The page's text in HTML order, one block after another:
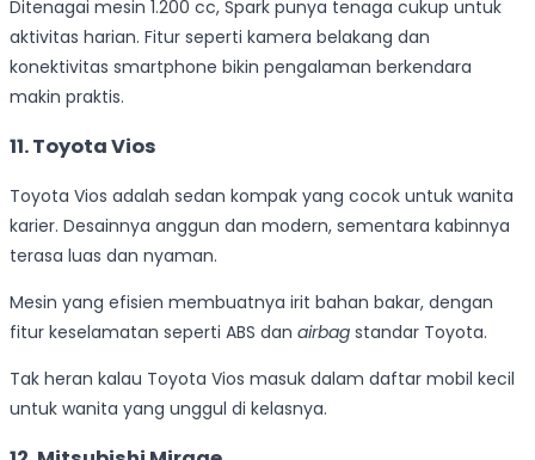
Ditenagai mesin 1.200 cc, Spark punya tenaga cukup untuk
aktivitas harian. Fitur seperti kamera belakang dan
konektivitas smartphone bikin pengalaman berkendara
makin praktis.
11. Toyota Vios
Toyota Vios adalah sedan kompak yang cocok untuk wanita
karier. Desainnya anggun dan modern, sementara kabinnya
terasa luas dan nyaman.
Mesin yang efisien membuatnya irit bahan bakar, dengan
fitur keselamatan seperti ABS dan airbag standar Toyota.
Tak heran kalau Toyota Vios masuk dalam daftar mobil kecil
untuk wanita yang unggul di kelasnya.